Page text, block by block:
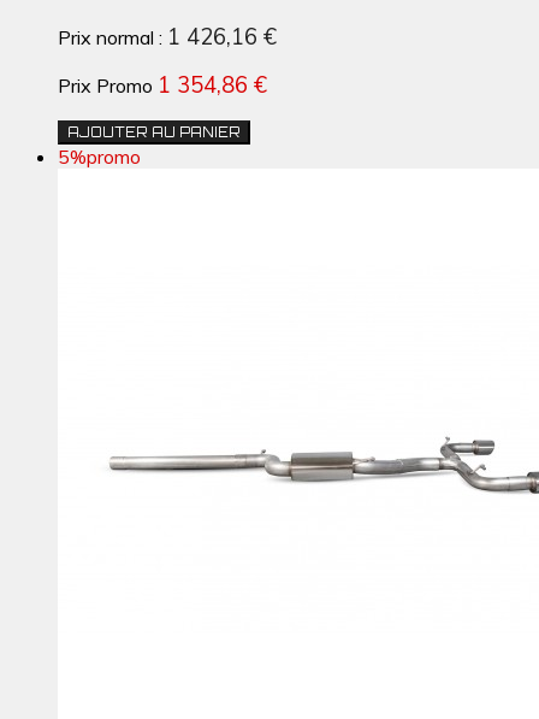
Prix normal : 1 426,16 €
Prix Promo 1 354,86 €
AJOUTER AU PANIER
5%promo